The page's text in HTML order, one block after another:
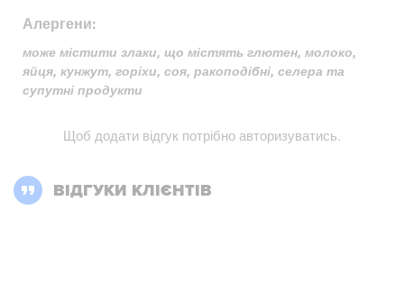
Алергени:
може містити злаки, що містять глютен, молоко,
яйця, кунжут, горіхи, соя, ракоподібні, селера та
супутні продукти
Щоб додати відгук потрібно авторизуватись.
ВІДГУКИ КЛІЄНТІВ